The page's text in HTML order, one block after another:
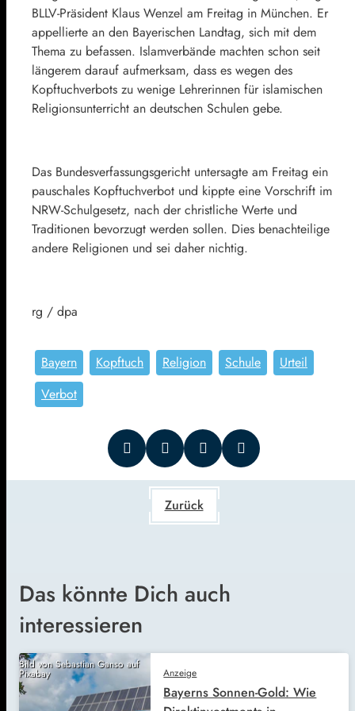
BLLV-Präsident Klaus Wenzel am Freitag in München. Er
appellierte an den Bayerischen Landtag, sich mit dem
Thema zu befassen. Islamverbände machten schon seit
längerem darauf aufmerksam, dass es wegen des
Kopftuchverbots zu wenige Lehrerinnen für islamischen
Religionsunterricht an deutschen Schulen gebe.
Das Bundesverfassungsgericht untersagte am Freitag ein
pauschales Kopftuchverbot und kippte eine Vorschrift im
NRW-Schulgesetz, nach der christliche Werte und
Traditionen bevorzugt werden sollen. Dies benachteilige
andere Religionen und sei daher nichtig.
rg / dpa
Bayern Kopftuch Religion Schule
Urteil
Verbot
Zurück
Das könnte Dich auch
interessieren
Bild von Sebastian Ganso auf
Pixabay Anzeige
Bayerns Sonnen-Gold: Wie